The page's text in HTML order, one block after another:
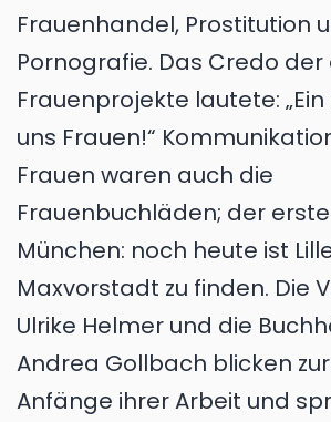
Frauenhandel, Prostitution
Pornografie. Das Credo
Frauenprojekte lautete:
uns Frauen!“
Frauen waren auch die
Frauenbuchläden; der
München: noch heute ist
Maxvorstadt zu finden. Die
Ulrike Helmer und die
Andrea Gollbach blicken
Anfänge ihrer Arbeit und